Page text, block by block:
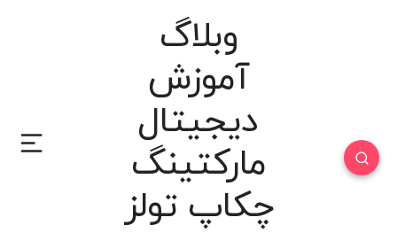
وبلاگ
آموزش
دیجیتال
مارکتینگ
چکاپ تولز